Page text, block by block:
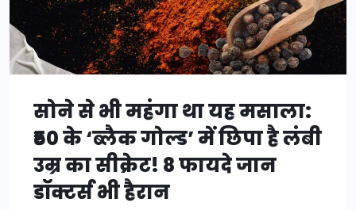
सोने से भी महंगा था यह मसाला:
₹50 के ‘ब्लैक गोल्ड’ में छिपा है लंबी
उम्र का सीक्रेट! 8 फायदे जान
डॉक्टर्स भी हैरान